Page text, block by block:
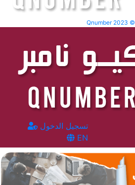
Qnumber 2023 ©
تسجيل الدخول
EN